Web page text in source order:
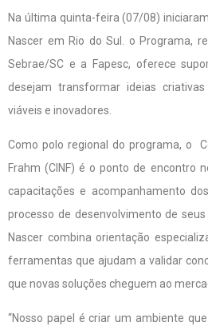
Na última quinta-feira (07/08)
Nascer em Rio do Sul. o Programa,
Sebrae/SC e a Fapesc, oferece
desejam transformar ideias
viáveis e inovadores.
Como polo regional do programa, o
Frahm (CINF) é o ponto de encontro
capacitações e acompanhamento
processo de desenvolvimento de
Nascer combina orientação
ferramentas que ajudam a validar
que novas soluções cheguem ao
“Nosso papel é criar um ambiente